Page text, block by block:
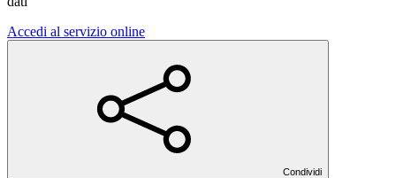
Accedi al servizio online
Condividi